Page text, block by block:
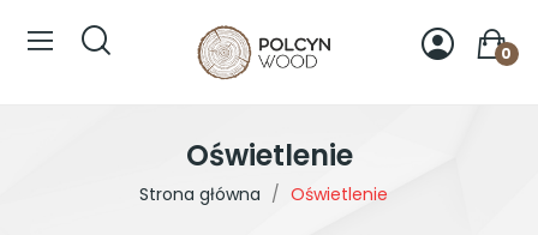
0
Oświetlenie
Strona główna Oświetlenie